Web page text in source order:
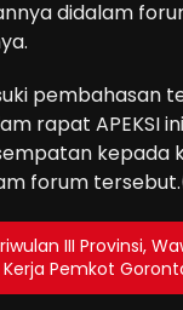
didalam
pembahasan
rapat APEKSI
kepada
forum
III Provinsi,
Pemkot